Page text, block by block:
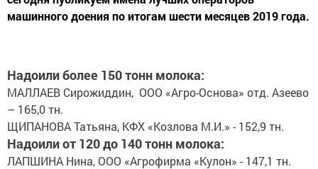
машинного доения по итогам шести месяцев 2019 года.
Надоили более 150 тонн молока:
МАЛЛАЕВ Сирожиддин, ООО «Агро-Основа» отд. Азеево
– 165,0 тн.
ЩИПАНОВА Татьяна, КФХ «Козлова М.И.» - 152,9 тн.
Надоили от 120 до 140 тонн молока:
ЛАПШИНА Нина, ООО «Агрофирма «Кулон» - 147,1 тн.